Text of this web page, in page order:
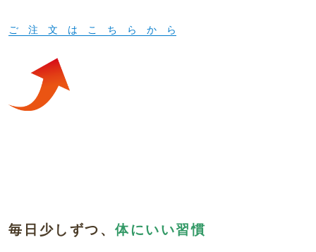
ご 注 文 は こ ち ら か ら
毎日少しずつ、体にいい習慣